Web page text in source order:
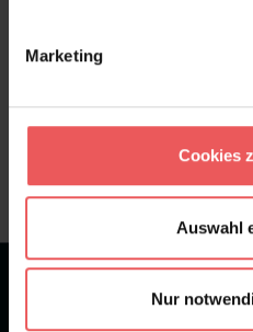
Marketing
Cookies
Auswahl
Nur
Sie haben Fragen zum
Bei 1245